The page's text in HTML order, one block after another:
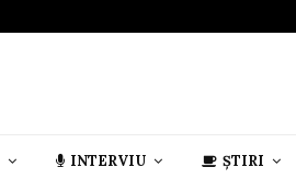
INTERVIU ȘTIRI